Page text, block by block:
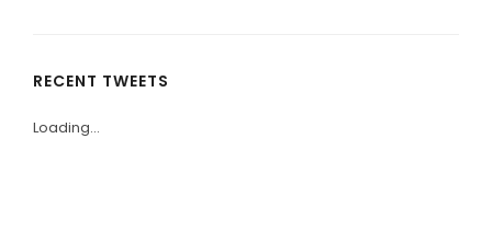
RECENT TWEETS
Loading...